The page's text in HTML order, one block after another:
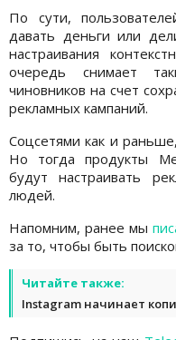
По сути,
давать деньги или
настраивания
очередь снимает
чиновников на счет
рекламных кампаний.
Соцсетями как и
Но тогда продукты
будут настраивать
людей.
Напомним, ранее мы
за то, чтобы быть
Читайте также:
Instagram начинает